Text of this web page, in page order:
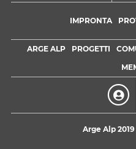
IMPRONTA
ARGE ALP PROGETTI
Arge Alp 2019